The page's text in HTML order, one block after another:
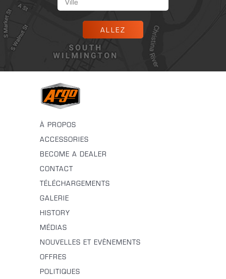
ALLEZ
À PROPOS
ACCESSORIES
BECOME A DEALER
CONTACT
TÉLÉCHARGEMENTS
GALERIE
HISTORY
MÉDIAS
NOUVELLES ET EVÈNEMENTS
OFFRES
POLITIQUES